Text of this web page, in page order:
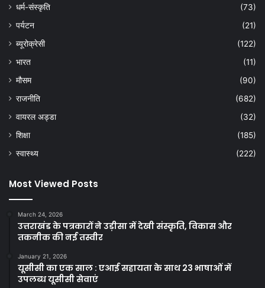
धर्म-संस्कृति
(73)
पर्यटन
(21)
ब्यूरोक्रेसी
(122)
भारत
(11)
मौसम
(90)
राजनीति
(682)
वायरल अड्डा
(32)
शिक्षा
(185)
स्वास्थ्य
(222)
Most Viewed Posts
March 24, 2026
उत्तराखंड के पत्रकारों ने उड़ीसा में देखी संस्कृति, विकास और
तकनीक की नई तस्वीर
January 21, 2026
यूसीसी का एक साल : एआई सहायता के साथ 23 भाषाओं में
उपलब्ध यूसीसी सेवाएं